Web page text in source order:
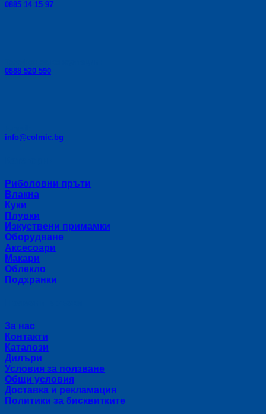
0885 14 15 97
0888 520 590
info@colmic.bg
Риболовни пръти
Влакна
Куки
Плувки
Изкуствени примамки
Оборудване
Аксесоари
Макари
Облекло
Подхранки
За нас
Контакти
Каталози
Дилъри
Условия за ползване
Общи условия
Доставка и рекламация
Политики за бисквитките